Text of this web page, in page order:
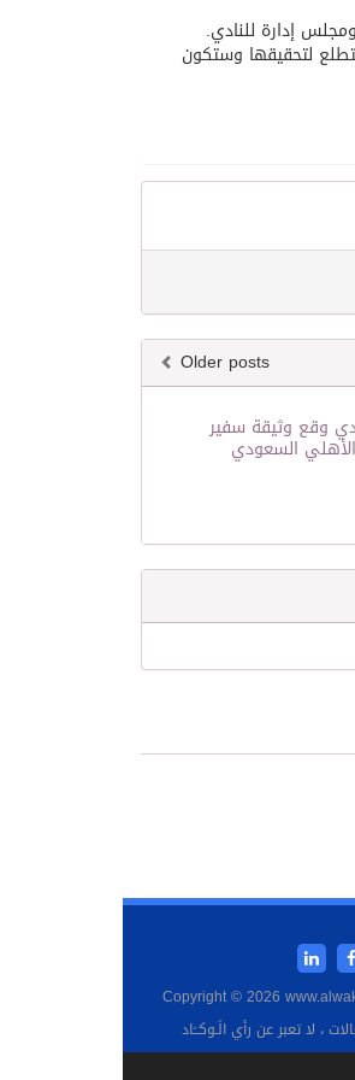
لتحقيقها وستكون
Older posts
وقع وثيقة سفير
السعودي
Copyright © 2026
، لا تعبر عن رأي الَـوكــَاد